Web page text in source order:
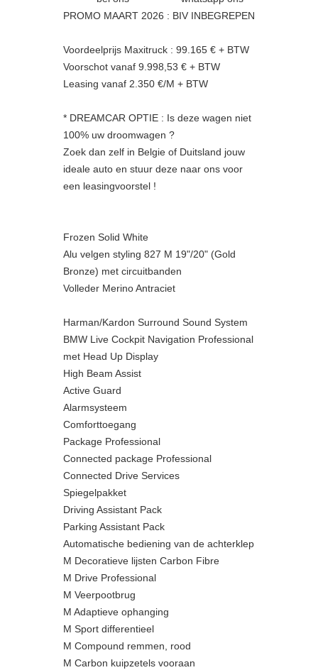
PROMO MAART 2026 : BIV INBEGREPEN
Voordeelprijs Maxitruck : 99.165 € + BTW
Voorschot vanaf 9.998,53 € + BTW
Leasing vanaf 2.350 €/M + BTW
* DREAMCAR OPTIE : Is deze wagen niet
100% uw droomwagen ?
Zoek dan zelf in Belgie of Duitsland jouw
ideale auto en stuur deze naar ons voor
een leasingvoorstel !
Frozen Solid White
Alu velgen styling 827 M 19"/20" (Gold
Bronze) met circuitbanden
Volleder Merino Antraciet
Harman/Kardon Surround Sound System
BMW Live Cockpit Navigation Professional
met Head Up Display
High Beam Assist
Active Guard
Alarmsysteem
Comforttoegang
Package Professional
Connected package Professional
Connected Drive Services
Spiegelpakket
Driving Assistant Pack
Parking Assistant Pack
Automatische bediening van de achterklep
M Decoratieve lijsten Carbon Fibre
M Drive Professional
M Veerpootbrug
M Adaptieve ophanging
M Sport differentieel
M Compound remmen, rood
M Carbon kuipzetels vooraan